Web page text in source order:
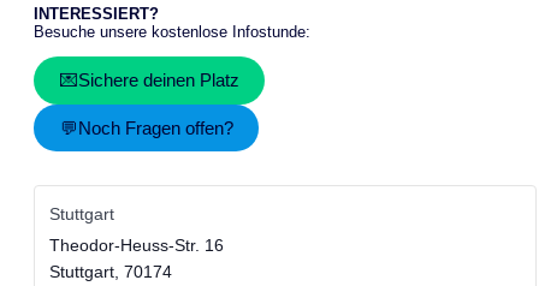
INTERESSIERT?
Besuche unsere kostenlose Infostunde:
💌Sichere deinen Platz
💬Noch Fragen offen?
Stuttgart
Theodor-Heuss-Str. 16
Stuttgart, 70174